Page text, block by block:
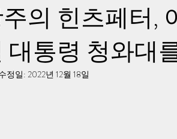
의 힌츠페터,
대통령 청와대
정일:2022년 12월 18일